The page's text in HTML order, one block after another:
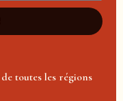
toutes les régions